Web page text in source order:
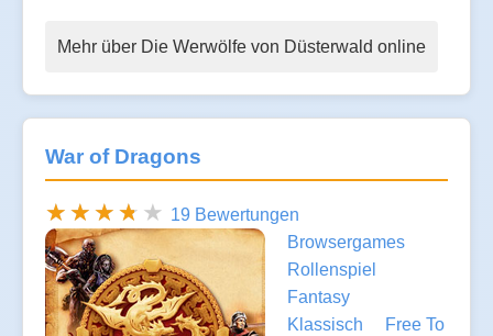
Mehr über Die Werwölfe von Düsterwald online
War of Dragons
19 Bewertungen
Browsergames
Rollenspiel
Fantasy
Klassisch
Free To